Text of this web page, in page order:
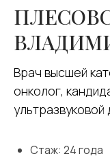
Врач высшей
онколог,
ультразвуковой
Стаж: 24 года